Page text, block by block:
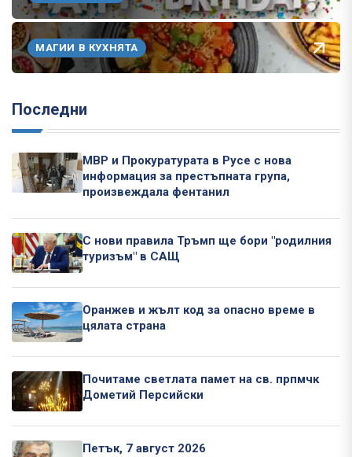
МАГИИ В КУХНЯТА
Последни
МВР и Прокуратурата в Русе с нова
информация за престъпната група,
произвеждала фентанил
С нови правила Тръмп ще бори "родилния
туризъм" в САЩ
Оранжев и жълт код за опасно време в
цялата страна
Почитаме светлата памет на св. прпмчк
Дометий Персийски
Петък, 7 август 2026